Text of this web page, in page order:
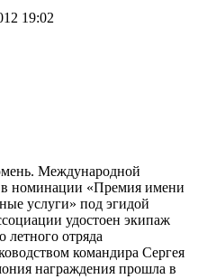
19:02
Международной
в номинации «Премия имени
услуги» под эгидой
удостоен экипаж
отряда
командира Сергея
награждения прошла в